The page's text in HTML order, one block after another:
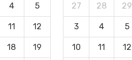
4 5
11 12
18 19
27 28 29
3 4 5
10 11 12